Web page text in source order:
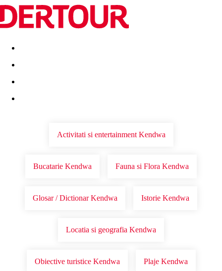
Destinatii Vacanta perfecta OFERTE DE NERATAT
Activitati si entertainment Kendwa
Bucatarie Kendwa Fauna si Flora Kendwa
Glosar / Dictionar Kendwa Istorie Kendwa
Locatia si geografia Kendwa
Obiective turistice Kendwa Plaje Kendwa